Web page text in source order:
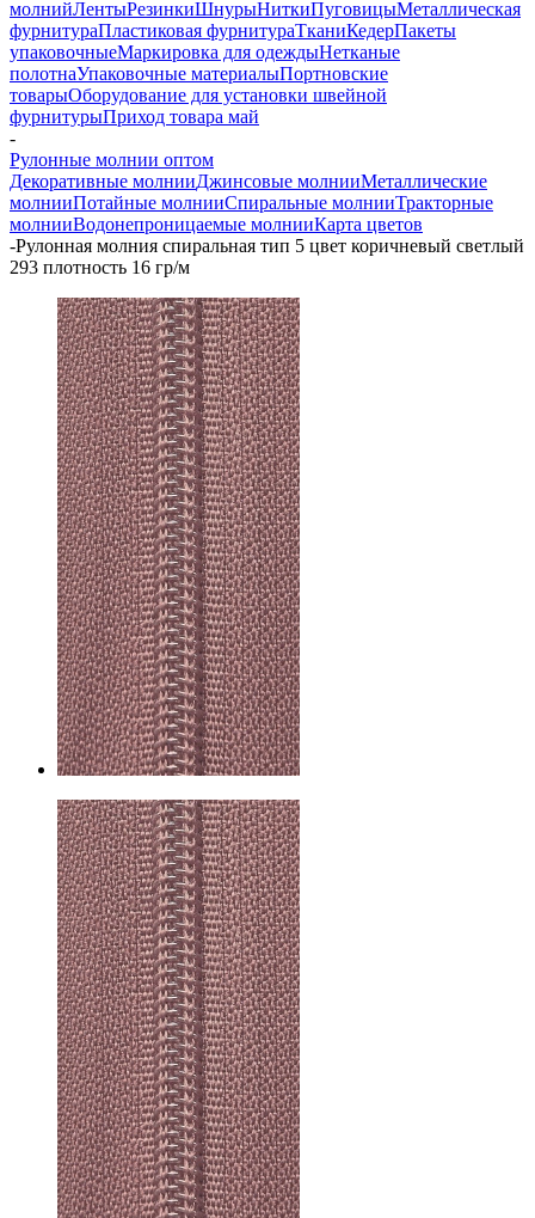
молнийЛентыРезинкиШнурыНиткиПуговицыМеталлическая
фурнитураПластиковая фурнитураТканиКедерПакеты
упаковочныеМаркировка для одеждыНетканые
полотнаУпаковочные материалыПортновские
товарыОборудование для установки швейной
фурнитурыПриход товара май
-
Рулонные молнии оптом
Декоративные молнииДжинсовые молнииМеталлические
молнииПотайные молнииСпиральные молнииТракторные
молнииВодонепроницаемые молнииКарта цветов
-Рулонная молния спиральная тип 5 цвет коричневый светлый
293 плотность 16 гр/м